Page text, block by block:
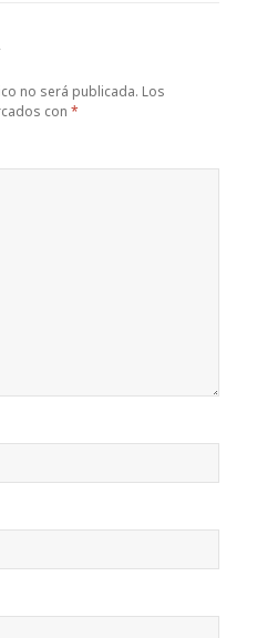
no será publicada. Los
con*